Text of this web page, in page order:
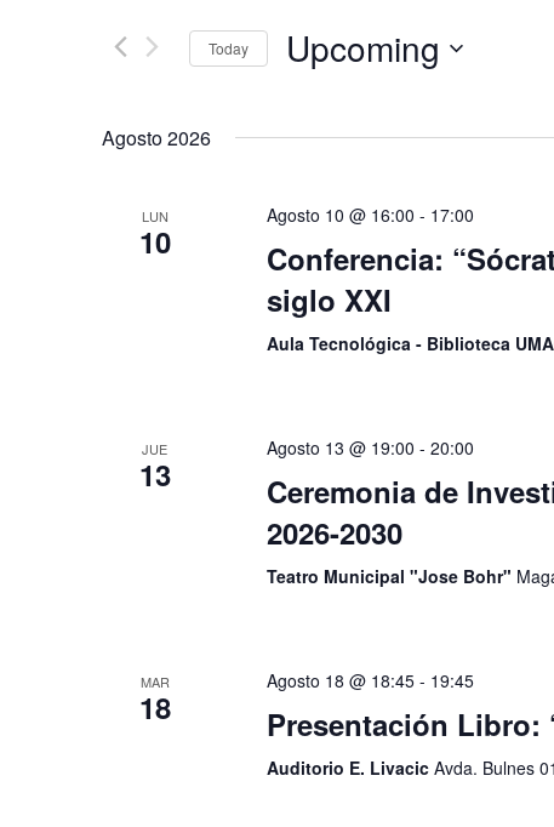
Views
Events
Today Upcoming
Agosto 2026
LUN
10
Agosto 10 @ 16:00 - 17:00
Conferencia:
siglo XXI
Aula Tecnológica - Biblioteca
JUE
13
Agosto 13 @ 19:00 - 20:00
Ceremonia de
2026-2030
Teatro Municipal "Jose Bohr"
MAR
18
Agosto 18 @ 18:45- 19:45
Presentación Libro:
Auditorio E. Livacic Avda. Bulnes